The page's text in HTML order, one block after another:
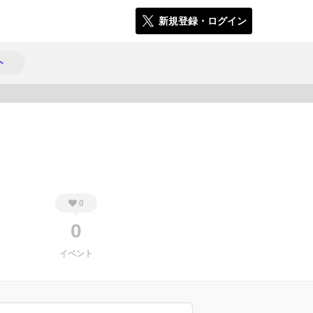
新規登録・ログイン
0
0
イベント